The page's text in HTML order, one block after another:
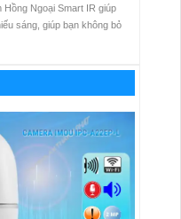
Hồng Ngoại Smart IR giúp
sáng, giúp bạn không bỏ